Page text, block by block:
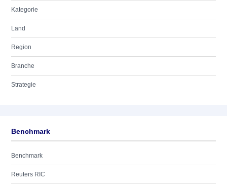
Kategorie
Land
Region
Branche
Strategie
Benchmark
Benchmark
Reuters RIC